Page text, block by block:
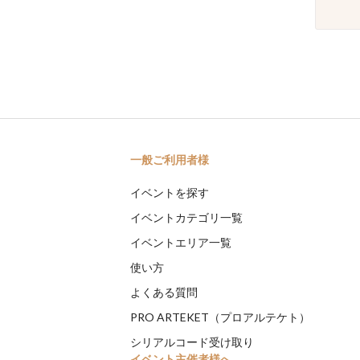
一般ご利用者様
イベントを探す
イベントカテゴリ一覧
イベントエリア一覧
使い方
よくある質問
PRO ARTEKET（プロアルテケト）
シリアルコード受け取り